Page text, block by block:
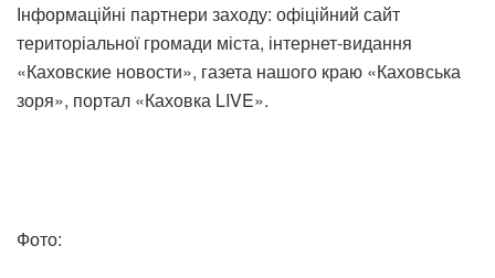
Інформаційні партнери заходу: офіційний сайт
територіальної громади міста, інтернет-видання
«Каховские новости», газета нашого краю «Каховська
зоря», портал «Каховка LIVE».
Фото: